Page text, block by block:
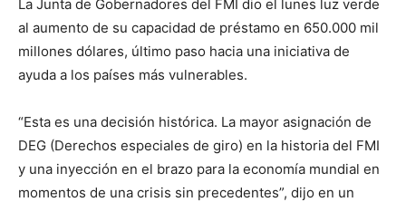
La Junta de Gobernadores del FMI dio el lunes luz verde
al aumento de su capacidad de préstamo en 650.000 mil
millones dólares, último paso hacia una iniciativa de
ayuda a los países más vulnerables.
“Esta es una decisión histórica. La mayor asignación de
DEG (Derechos especiales de giro) en la historia del FMI
y una inyección en el brazo para la economía mundial en
momentos de una crisis sin precedentes”, dijo en un